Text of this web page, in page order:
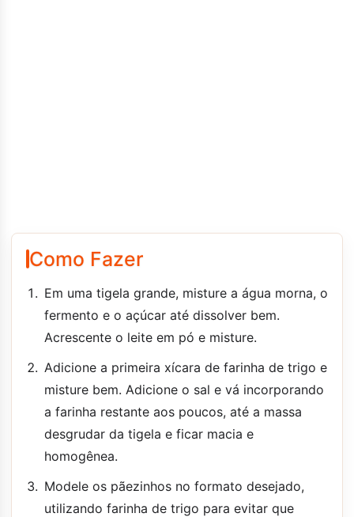
Como Fazer
Em uma tigela grande, misture a água morna, o
fermento e o açúcar até dissolver bem.
Acrescente o leite em pó e misture.
Adicione a primeira xícara de farinha de trigo e
misture bem. Adicione o sal e vá incorporando
a farinha restante aos poucos, até a massa
desgrudar da tigela e ficar macia e
homogênea.
Modele os pãezinhos no formato desejado,
utilizando farinha de trigo para evitar que